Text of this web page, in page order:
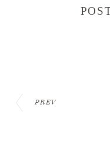
PREV